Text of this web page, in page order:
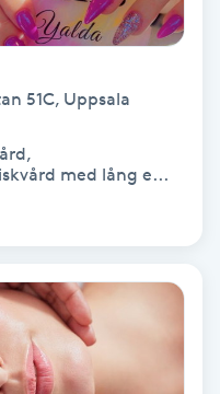
51C, Uppsala
med lång e...